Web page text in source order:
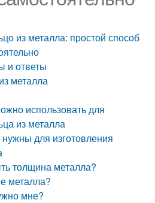
из металла: простой способ
и ответы
металла
использовать для
из металла
для изготовления
толщина металла?
металла?
мне?